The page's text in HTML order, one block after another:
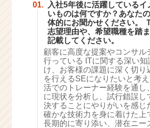
ト
が
届
く
就
活
サ
イ
ト
チ
ア
キ
01.
入社5年後に活躍しているイ
いものは何ですか？あなた
体的にお聞かせください。
志望理由や、希望職種を踏
記載してください。
顧客に高度な提案やコンサル
行っている ITに関する深い知
け、お客様の課題に深く切り
を行えるSEになりたいと考
活でのトレーナー経験を通し
に現状を分析し、試行錯誤し
決することにやりがいを感じ
確かな技術力を身に着けた上
長期的に寄り添い、潜在ニー